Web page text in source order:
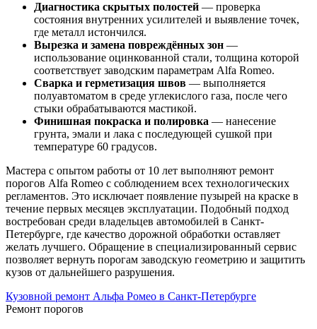
Диагностика скрытых полостей — проверка
состояния внутренних усилителей и выявление точек,
где металл истончился.
Вырезка и замена повреждённых зон —
использование оцинкованной стали, толщина которой
соответствует заводским параметрам Alfa Romeo.
Сварка и герметизация швов — выполняется
полуавтоматом в среде углекислого газа, после чего
стыки обрабатываются мастикой.
Финишная покраска и полировка — нанесение
грунта, эмали и лака с последующей сушкой при
температуре 60 градусов.
Мастера с опытом работы от 10 лет выполняют ремонт
порогов Alfa Romeo с соблюдением всех технологических
регламентов. Это исключает появление пузырей на краске в
течение первых месяцев эксплуатации. Подобный подход
востребован среди владельцев автомобилей в Санкт-
Петербурге, где качество дорожной обработки оставляет
желать лучшего. Обращение в специализированный сервис
позволяет вернуть порогам заводскую геометрию и защитить
кузов от дальнейшего разрушения.
Кузовной ремонт Альфа Ромео в Санкт-Петербурге
Ремонт порогов